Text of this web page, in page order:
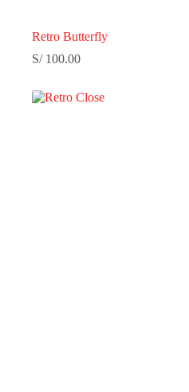
Retro Butterfly
S/100.00